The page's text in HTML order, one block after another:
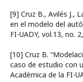
[9] Cruz B., Avilés J.,
en el modelo del
FI-UADY, vol.13, no.
[10] Cruz B.
caso de estudio con
Académica de la FI-